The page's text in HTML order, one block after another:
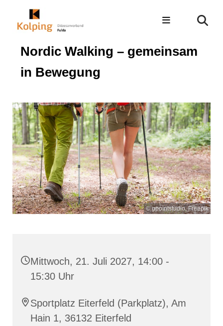
Nordic Walking – gemeinsam
in Bewegung
© gpointstudio, Freepik
Mittwoch, 21. Juli 2027, 14:00 -
15:30 Uhr
Sportplatz Eiterfeld (Parkplatz), Am
Hain 1, 36132 Eiterfeld